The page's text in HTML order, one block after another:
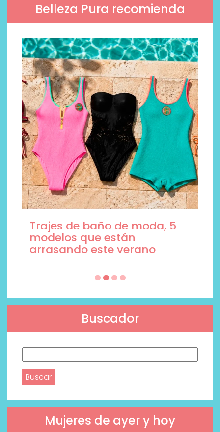
Belleza Pura recomienda
Trajes de baño de moda, 5
modelos que están
arrasando este verano
Buscador
Mujeres de ayer y hoy